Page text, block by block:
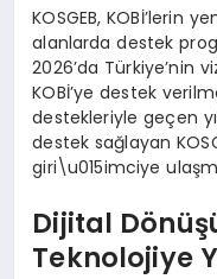
KOSGEB, KOBİ’lerin
alanlarda destek
2026’da Türkiye’nin
KOBİ’ye destek
destekleriyle geçen
destek sağlayan
giri\u015imciye
Dijital
Teknolojiye